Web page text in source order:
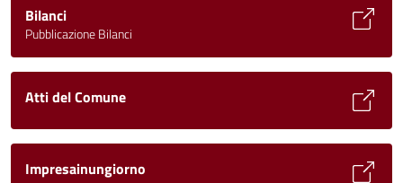
Bilanci
Pubblicazione Bilanci
Atti del Comune
Impresainungiorno